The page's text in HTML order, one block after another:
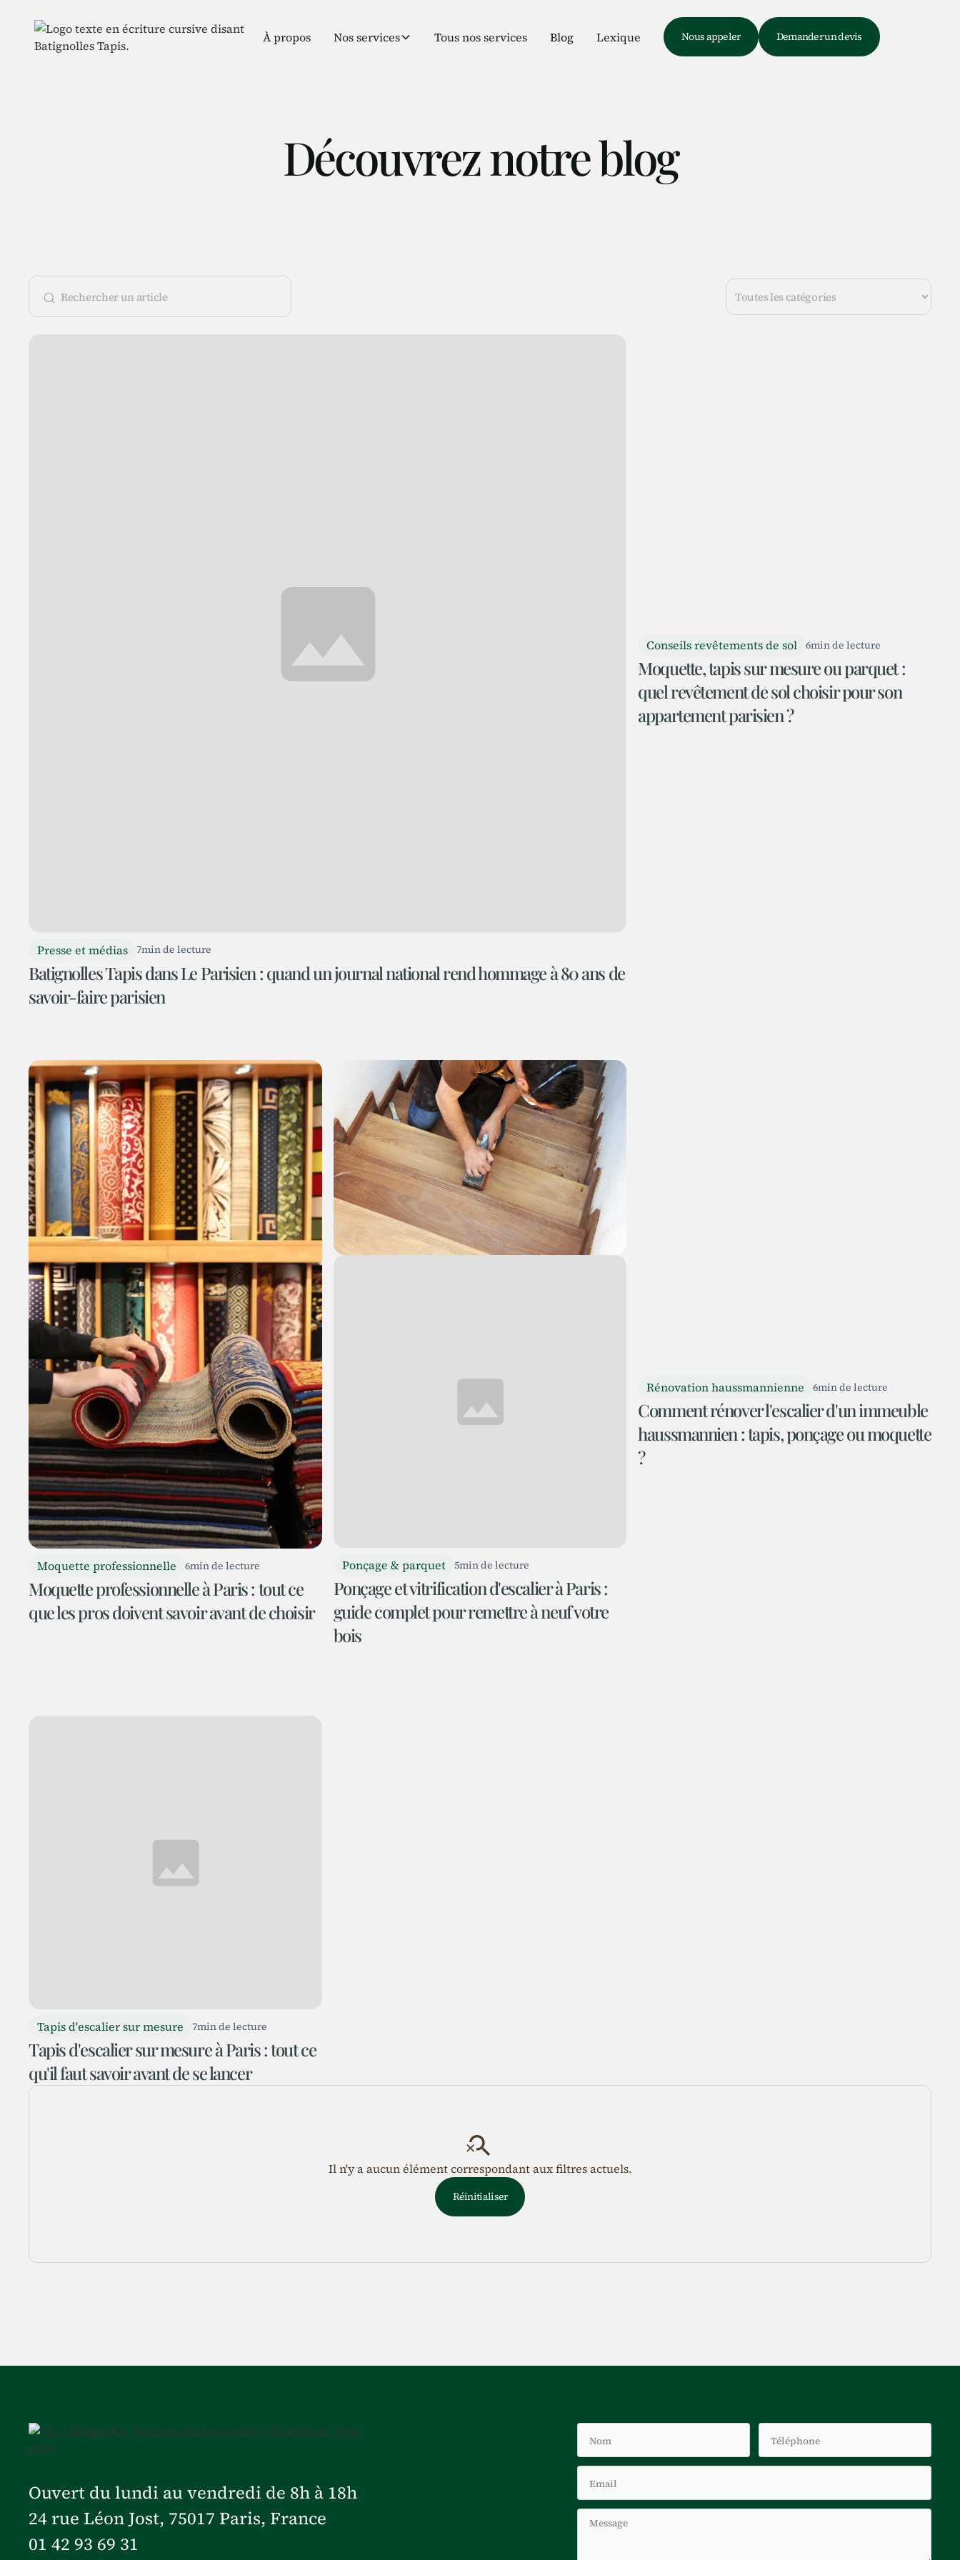
À propos Nos services Tous nos services Blog Lexique Nous appeler Demander un devis
Découvrez notre blog
Presse et médias 7min de lecture
Batignolles Tapis dans Le Parisien : quand un journal national rend hommage à 80 ans de
savoir-faire parisien
Conseils revêtements de sol 6min de lecture
Moquette, tapis sur mesure ou parquet :
quel revêtement de sol choisir pour son
appartement parisien ?
Moquette professionnelle 6min de lecture
Moquette professionnelle à Paris : tout ce
que les pros doivent savoir avant de choisir
Ponçage & parquet 5min de lecture
Ponçage et vitrification d'escalier à Paris :
guide complet pour remettre à neuf votre
bois
Rénovation haussmannienne 6min de lecture
Comment rénover l'escalier d'un immeuble
haussmannien : tapis, ponçage ou moquette
?
Tapis d'escalier sur mesure 7min de lecture
Tapis d'escalier sur mesure à Paris : tout ce
qu'il faut savoir avant de se lancer
Il n'y a aucun élément correspondant aux filtres actuels.
Réinitialiser
Ouvert du lundi au vendredi de 8h à 18h
24 rue Léon Jost, 75017 Paris, France
01 42 93 69 31